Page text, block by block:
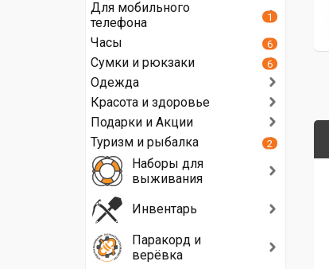
Для мобильного
телефона
1
Часы 6
Сумки и рюкзаки 6
Одежда
Красота и здоровье
Подарки и Акции
Туризм и рыбалка
2
Наборы для
выживания
Инвентарь
Паракорд и
верёвка